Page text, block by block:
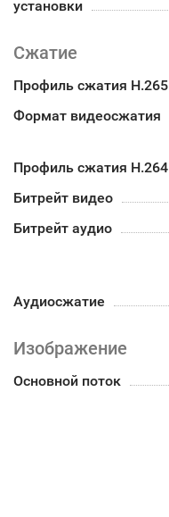
установки
Сжатие
Профиль сжатия H.265
Формат видеосжатия
Профиль сжатия H.264
Битрейт видео
Битрейт аудио
Аудиосжатие
Изображение
Основной поток